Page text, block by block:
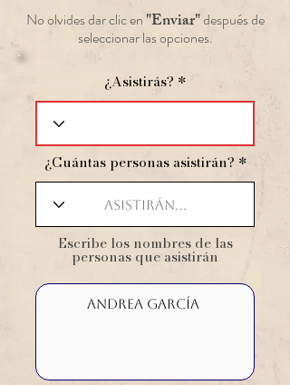
No olvides dar clic en "Enviar"después de
seleccionar las opciones.
¿Asistirás?
¿Cuántas personas asistirán?
​Escribe los nombres de las
personas que asistirán